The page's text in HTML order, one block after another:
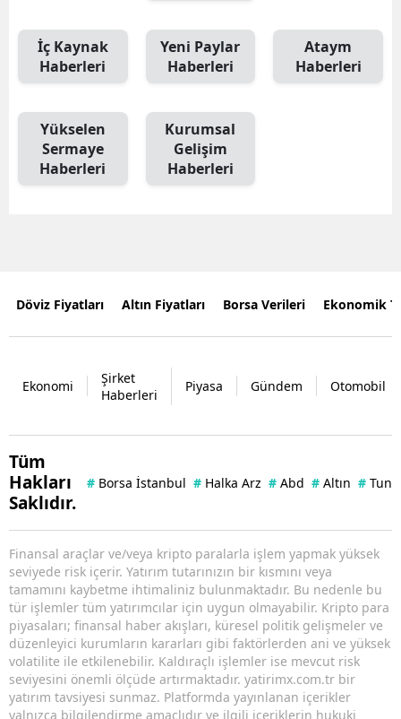
İç Kaynak
Haberleri
Yeni Paylar
Haberleri
Ataym
Haberleri
Yükselen
Sermaye
Haberleri
Kurumsal
Gelişim
Haberleri
Döviz Fiyatları Altın Fiyatları Borsa Verileri Ekonomik
Ekonomi
Şirket
Haberleri
Piyasa Gündem Otomobil
Tüm
Hakları
Saklıdır.
# Borsa İstanbul # Halka Arz # Abd # Altın #
Finansal araçlar ve/veya kripto paralarla işlem yapmak yüksek
seviyede risk içerir. Yatırım tutarınızın bir kısmını veya
tamamını kaybetme ihtimaliniz bulunmaktadır. Bu nedenle bu
tür işlemler tüm yatırımcılar için uygun olmayabilir. Kripto para
piyasaları; finansal haber akışları, küresel politik gelişmeler ve
düzenleyici kurumların kararları gibi faktörlerden ani ve yüksek
volatilite ile etkilenebilir. Kaldıraçlı işlemler ise mevcut risk
seviyesini önemli ölçüde artırmaktadır. yatirimx.com.tr bir
yatırım tavsiyesi sunmaz. Platformda yayınlanan içerikler
yalnızca bilgilendirme amaçlıdır ve ilgili içeriklerin hukuki